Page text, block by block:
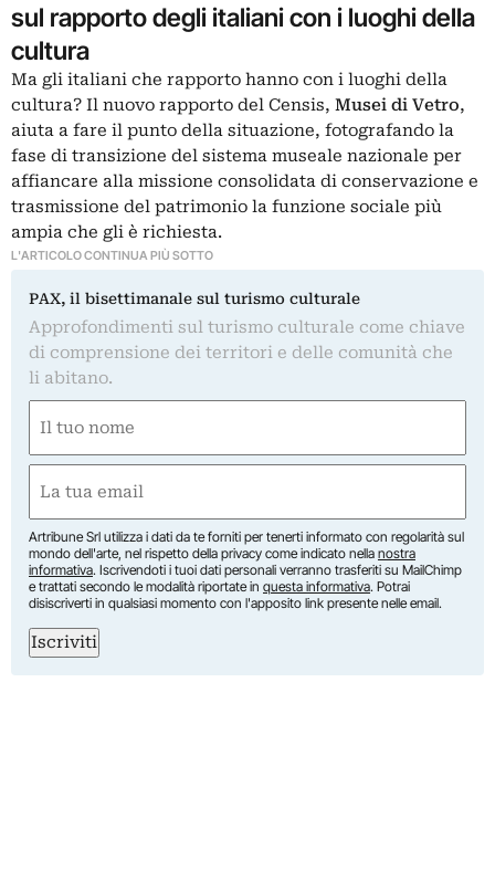
sul rapporto degli italiani con i luoghi della
cultura
Ma gli italiani che rapporto hanno con i luoghi della
cultura? Il nuovo rapporto del Censis, Musei di Vetro,
aiuta a fare il punto della situazione, fotografando la
fase di transizione del sistema museale nazionale per
affiancare alla missione consolidata di conservazione e
trasmissione del patrimonio la funzione sociale più
ampia che gli è richiesta.
L'ARTICOLO CONTINUA PIÙ SOTTO
PAX, il bisettimanale sul turismo culturale
Approfondimenti sul turismo culturale come chiave
di comprensione dei territori e delle comunità che
li abitano.
(Required)
First
(Required)
Artribune Srl utilizza i dati da te forniti per tenerti informato con regolarità sul
mondo dell'arte, nel rispetto della privacy come indicato nella nostra
informativa. Iscrivendoti i tuoi dati personali verranno trasferiti su MailChimp
e trattati secondo le modalità riportate in questa informativa. Potrai
disiscriverti in qualsiasi momento con l'apposito link presente nelle email.
Iscriviti